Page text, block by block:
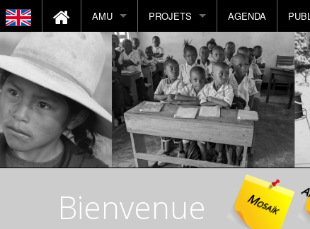
AMU
Histoire de AMU
Notre Mission
Nous contacter
Nous soutenir
CA
PROJETS
Projets en cours
Projets réalisés
par pays
par catégorie Vue géographique
Vue catégorie d'intervention
Volontariat
AGENDA
Bienvenue Mosaïk